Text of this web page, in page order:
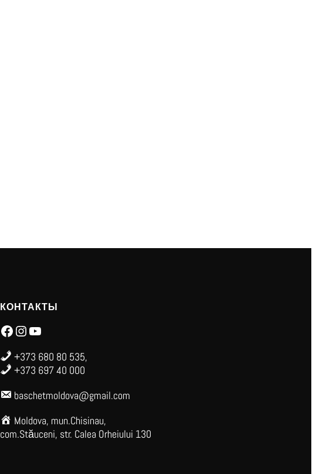
КОНТАКТЫ
Facebook Instagram YouTube
+373 680 80 535,
+373 697 40 000
baschetmoldova@gmail.com
Moldova, mun.Chisinau,
com.Stăuceni, str. Calea Orheiului 130